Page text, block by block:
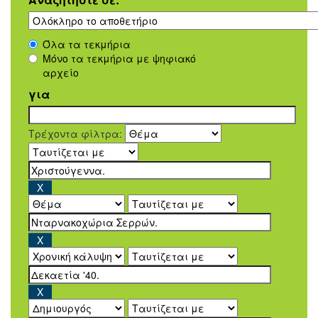
Όλα τα τεκμήρια
Μόνο τα τεκμήρια με ψηφιακό
αρχείο
για
Τρέχοντα φίλτρα: